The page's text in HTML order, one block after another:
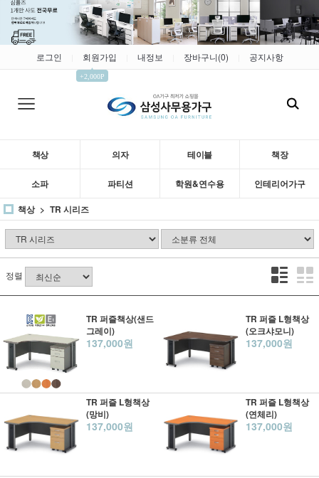
로그인 회원가입
▲
+2,000P
내정보 장바구니(0) 공지사항
책상 의자 테이블 책장
소파 파티션 학원&연수용
인테리어가구
책상
TR 시리즈
정렬
TR 퍼즐책상(샌드
그레이)
137,000원
TR 퍼즐 L형책상
(오크샤모니)
137,000원
TR 퍼즐 L형책상
(망비)
137,000원
TR 퍼즐 L형책상
(연체리)
137,000원